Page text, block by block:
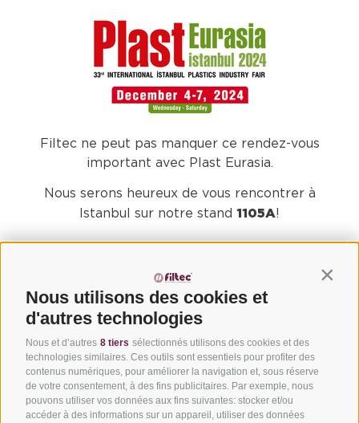
Nous utilisons des cookies et
d'autres technologies
Nous et d’autres 8 tiers sélectionnés utilisons des cookies et des
technologies similaires. Ces outils sont essentiels pour profiter des
contenus numériques, pour améliorer la navigation et, sous réserve
de votre consentement, à des fins publicitaires. Par exemple, nous
pouvons utiliser vos données aux fins suivantes: stocker et/ou
accéder à des informations sur un appareil, utiliser des données
Filtec ne peut pas manquer ce rendez-vous
important avec Plast Eurasia.
Nous serons heureux de vous rencontrer à
Istanbul sur notre stand 1105A!